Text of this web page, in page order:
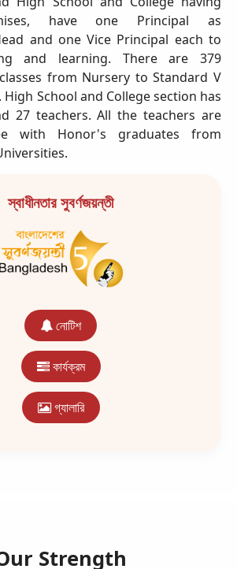
have one Principal as
and one Vice Principal each to
and learning. There are 379
from Nursery to Standard V
School and College section has
27 teachers. All the teachers are
with Honor's graduates from
স্বাধীনতার সুবর্ণজয়ন্তী
নোটিশ
কার্যক্রম
গ্যালারি
Strength